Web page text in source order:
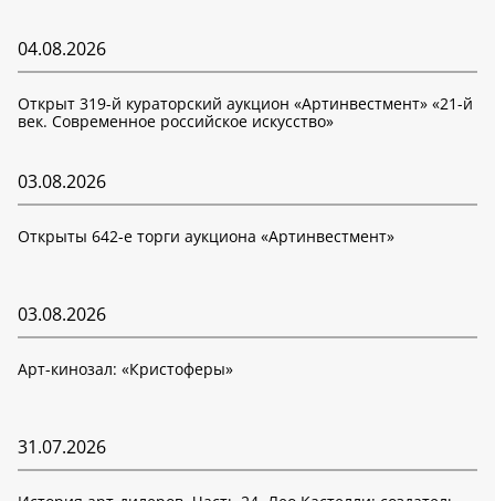
04.08.2026
Открыт 319-й кураторский аукцион «Артинвестмент» «21-й
век. Современное российское искусство»
03.08.2026
Открыты 642-е торги аукциона «Артинвестмент»
03.08.2026
Арт-кинозал: «Кристоферы»
31.07.2026